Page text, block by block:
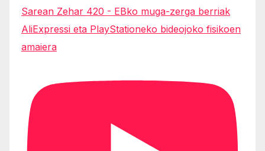
Sarean Zehar 420 - EBko muga-zerga berriak
AliExpressi eta PlayStationeko bideojoko fisikoen
amaiera